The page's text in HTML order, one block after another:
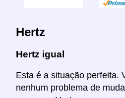
Hertz
Hertz igual
Esta é a situação perfeita.
nenhum problema de